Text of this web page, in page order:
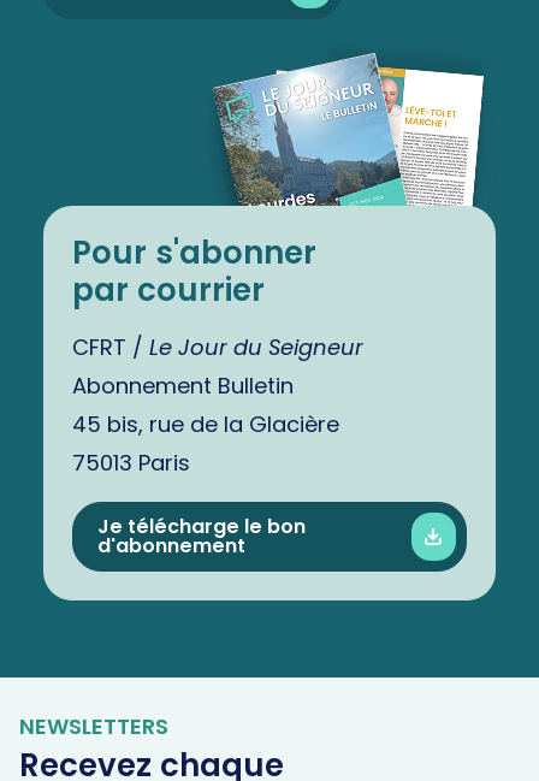
Pour s'abonner
par courrier
CFRT / Le Jour du Seigneur
Abonnement Bulletin
45 bis, rue de la Glacière
75013 Paris
Je télécharge le bon
d'abonnement
NEWSLETTERS
Recevez chaque